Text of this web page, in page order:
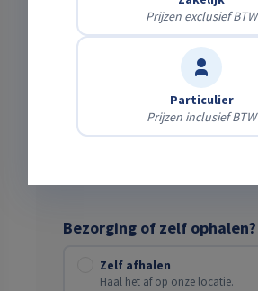
Bezorging of zelf ophalen?
Zelf afhalen
Haal het af op onze locatie.
Prijzen exclusief BTW
Particulier
Prijzen inclusief BTW